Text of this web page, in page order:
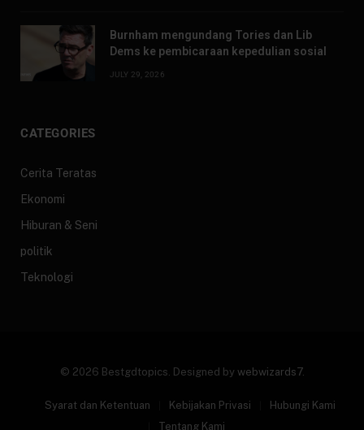
Burnham mengundang Tories dan Lib
Dems ke pembicaraan kepedulian sosial
JULY 29, 2026
CATEGORIES
Cerita Teratas
Ekonomi
Hiburan & Seni
politik
Teknologi
© 2026 Bestgdtopics. Designed by webwizards7.
Syarat dan Ketentuan Kebijakan Privasi
Hubungi Kami
Tentang Kami